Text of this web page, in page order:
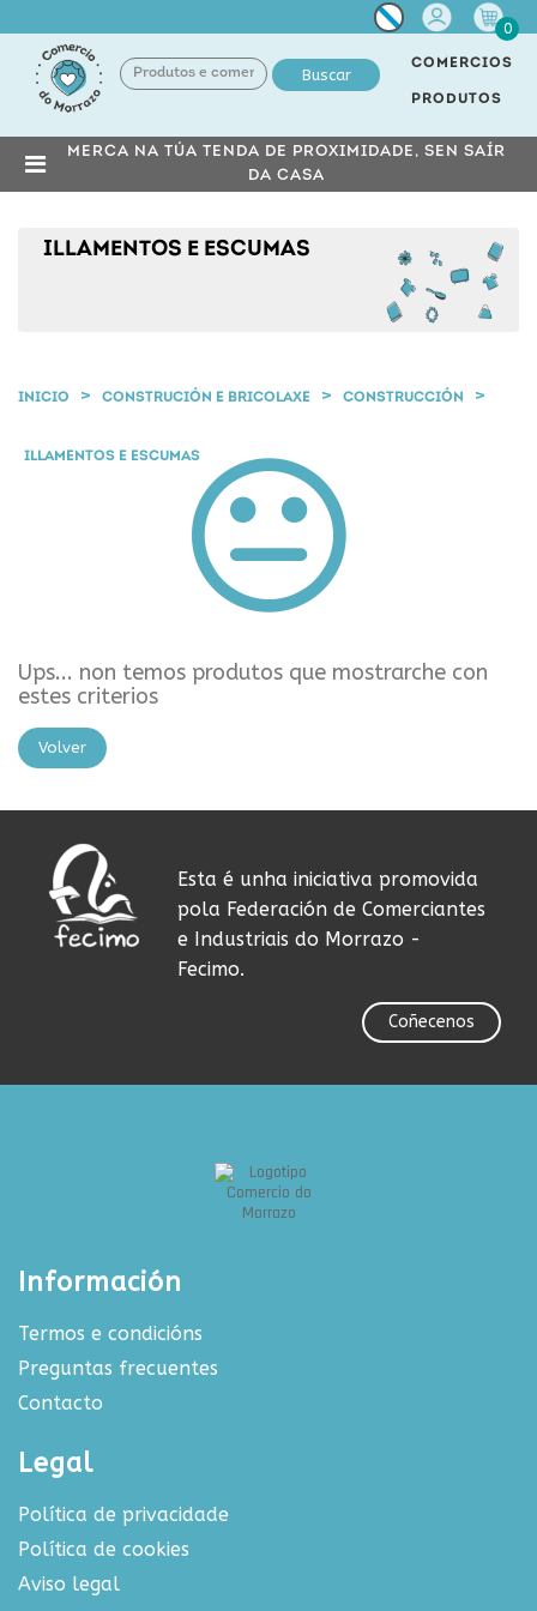
Miña
conta
0
Buscar
COMERCIOS
PRODUTOS
MERCA NA TÚA TENDA DE PROXIMIDADE, SEN SAÍR
DA CASA
ILLAMENTOS E ESCUMAS
INICIO CONSTRUCIÓN E BRICOLAXE CONSTRUCCIÓN
ILLAMENTOS E ESCUMAS
Ups... non temos produtos que mostrarche con
estes criterios
Volver
Esta é unha iniciativa promovida
pola Federación de Comerciantes
e Industriais do Morrazo -
Fecimo.
Coñecenos
Información
Termos e condicións
Preguntas frecuentes
Contacto
Legal
Política de privacidade
Política de cookies
Aviso legal